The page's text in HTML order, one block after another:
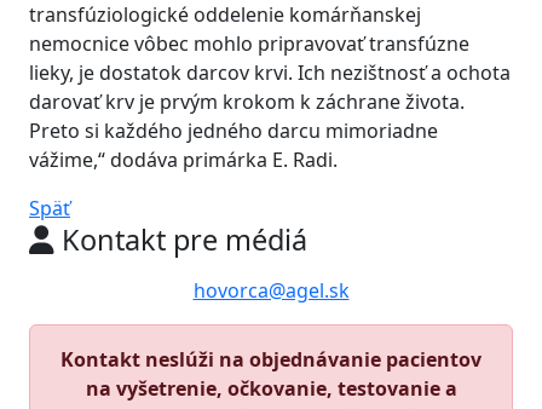
transfúziologické oddelenie komárňanskej
nemocnice vôbec mohlo pripravovať transfúzne
lieky, je dostatok darcov krvi. Ich nezištnosť a ochota
darovať krv je prvým krokom k záchrane života.
Preto si každého jedného darcu mimoriadne
vážime,“ dodáva primárka E. Radi.
Späť
Kontakt pre médiá
hovorca@agel.sk
Kontakt neslúži na objednávanie pacientov
na vyšetrenie, očkovanie, testovanie a